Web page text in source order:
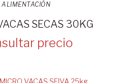
ALIMENTACIÓN
SECAS 30KG
precio